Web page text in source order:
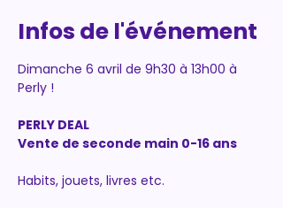
Infos de l'événement
Dimanche 6 avril de 9h30 à 13h00 à
Perly !
PERLY DEAL
Vente de seconde main 0-16 ans
Habits, jouets, livres etc.